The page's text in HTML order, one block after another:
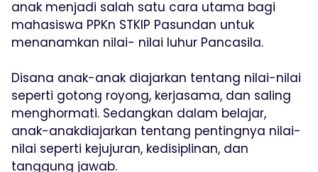
anak menjadi salah satu cara utama bagi
mahasiswa PPKn STKIP Pasundan untuk
menanamkan nilai- nilai luhur Pancasila.
Disana anak-anak diajarkan tentang nilai-nilai
seperti gotong royong, kerjasama, dan saling
menghormati. Sedangkan dalam belajar,
anak-anakdiajarkan tentang pentingnya nilai-
nilai seperti kejujuran, kedisiplinan, dan
tanggung jawab.